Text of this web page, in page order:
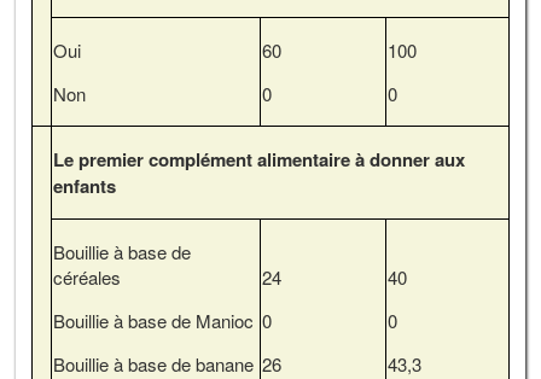
Oui
Non
60
0
100
0
Le premier complément alimentaire à donner aux
enfants
Bouillie à base de
céréales
Bouillie à base de Manioc
Bouillie à base de banane
24
0
26
40
0
43,3